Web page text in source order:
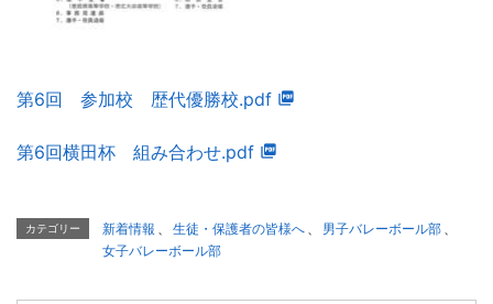
第6回 参加校 歴代優勝校.pdf
第6回横田杯 組み合わせ.pdf
カテゴリー 新着情報 生徒・保護者の皆様へ 男子バレーボール部
女子バレーボール部